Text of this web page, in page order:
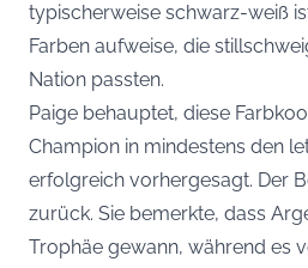
typischerweise schwarz-weiß
Farben aufweise, die
Nation passten.
Paige behauptet, diese
Champion in mindestens den
erfolgreich vorhergesagt. Der
zurück. Sie bemerkte, dass
Trophäe gewann, während es